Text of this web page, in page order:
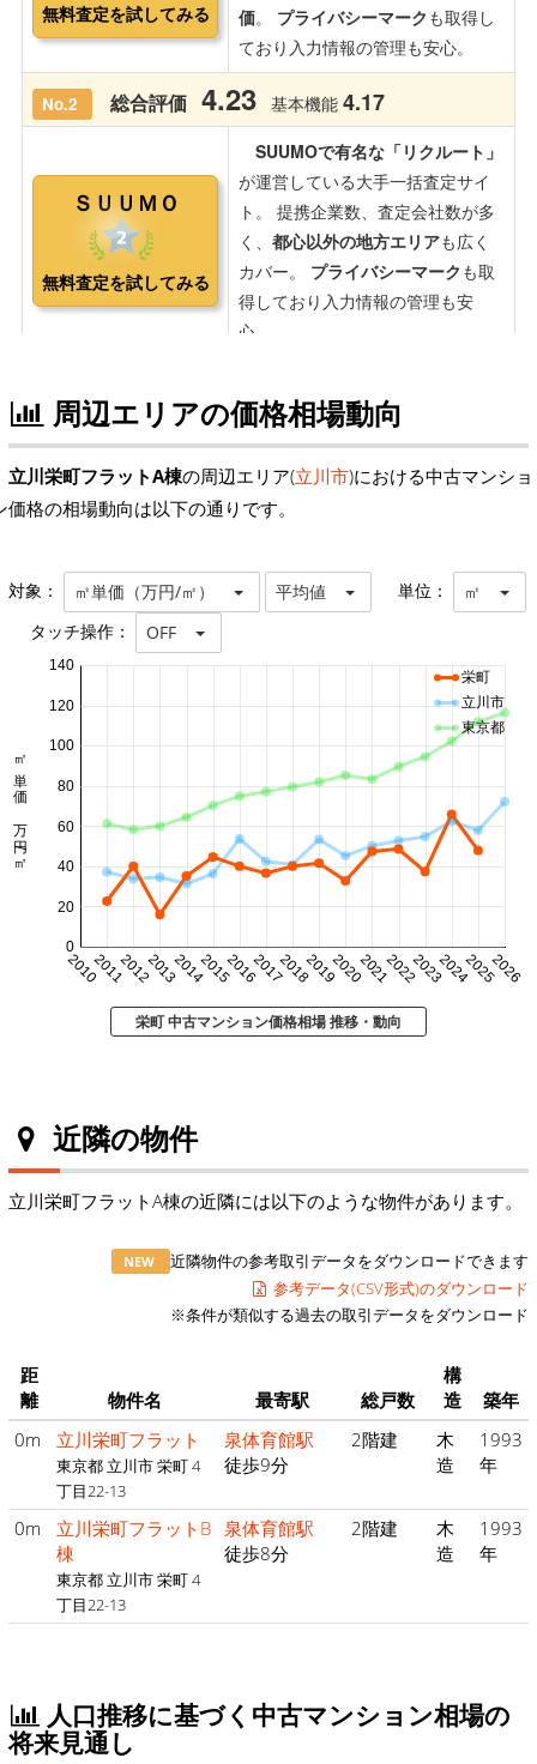
周辺エリアの価格相場動向
立川栄町フラットA棟の周辺エリア(立川市)における中古マンショ
価格の相場動向は以下の通りです。
対象： ㎡単価（万円/㎡） 平均値 単位： ㎡
タッチ操作： OFF
20102011201220132014201520162017201820192020202120222023202420252026
0
20
40
60
80
100
120
140
㎡単価 万円/㎡
栄町
立川市
東京都
栄町 中古マンション価格相場 推移・動向
近隣の物件
立川栄町フラットA棟の近隣には以下のような物件があります。
NEW
近隣物件の参考取引データをダウンロードできます
参考データ(CSV形式)のダウンロード
※条件が類似する過去の取引データをダウンロード
距
離
物件名 最寄駅 総戸数
構
造
築年
0m
立川栄町フラット
東京都 立川市 栄町 4
丁目22-13
泉体育館駅
徒歩9分
2階建
木
造
1993
年
0m
立川栄町フラットB
棟
東京都 立川市 栄町 4
丁目22-13
泉体育館駅
徒歩8分
2階建
木
造
1993
年
人口推移に基づく中古マンション相場の
将来見通し